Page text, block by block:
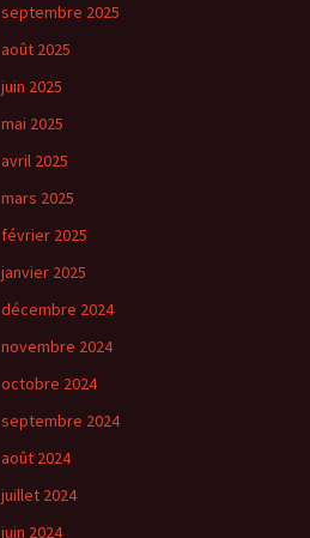
septembre 2025
août 2025
juin 2025
mai 2025
avril 2025
mars 2025
février 2025
janvier 2025
décembre 2024
novembre 2024
octobre 2024
septembre 2024
août 2024
juillet 2024
juin 2024